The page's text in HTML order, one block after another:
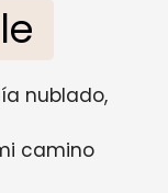
nublado,
camino